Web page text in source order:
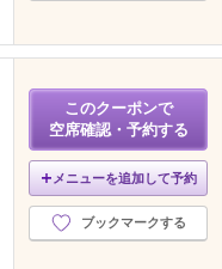
このクーポンで
空席確認・予約する
メニューを追加して予約
ブックマークする